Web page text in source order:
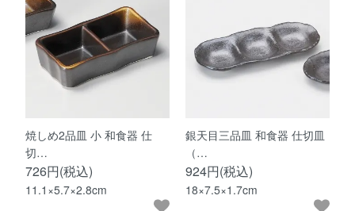
焼しめ2品皿 小 和食器 仕
切…
726円(税込)
11.1×5.7×2.8cm
銀天目三品皿 和食器 仕切皿
（…
924円(税込)
18×7.5×1.7cm